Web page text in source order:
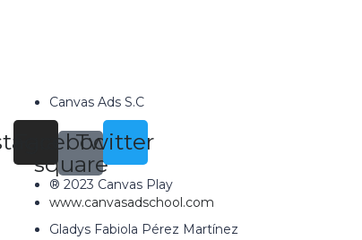
Canvas Ads S.C
Facebook-
square
Twitter
® 2023 Canvas Play
www.canvasadschool.com
Gladys Fabiola Pérez Martínez